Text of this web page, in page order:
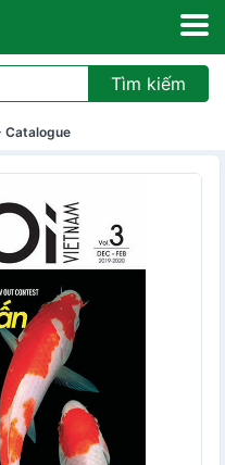
Tìm kiếm
Catalogue